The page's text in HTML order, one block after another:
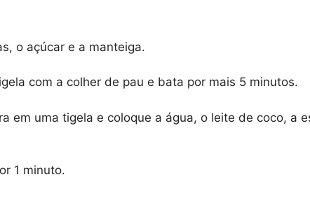
o açúcar e a manteiga.
com a colher de pau e bata por mais 5 minutos.
em uma tigela e coloque a água, o leite de coco, a
1 minuto.